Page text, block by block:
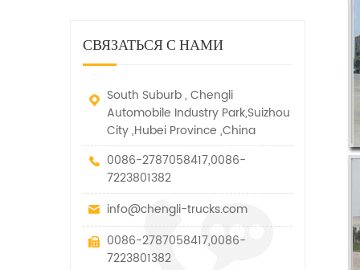
транспортные средства.
специальных транспортных
средств, которые допускаются
параметров этого вида
вытягивание и подъем тяги.
СВЯЗАТЬСЯ С НАМИ
South Suburb , Chengli
Automobile Industry Park,Suizhou
City ,Hubei Province ,China
0086-2787058417,0086-
7223801382
info@chengli-trucks.com
0086-2787058417,0086-
7223801382